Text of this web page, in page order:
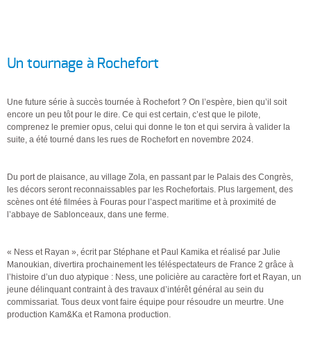
Un tournage à Rochefort
Une future série à succès tournée à Rochefort ? On l’espère, bien qu’il soit
encore un peu tôt pour le dire. Ce qui est certain, c’est que le pilote,
comprenez le premier opus, celui qui donne le ton et qui servira à valider la
suite, a été tourné dans les rues de Rochefort en novembre 2024.
Du port de plaisance, au village Zola, en passant par le Palais des Congrès,
les décors seront reconnaissables par les Rochefortais. Plus largement, des
scènes ont été filmées à Fouras pour l’aspect maritime et à proximité de
l’abbaye de Sablonceaux, dans une ferme.
« Ness et Rayan », écrit par Stéphane et Paul Kamika et réalisé par Julie
Manoukian, divertira prochainement les téléspectateurs de France 2 grâce à
l’histoire d’un duo atypique : Ness, une policière au caractère fort et Rayan, un
jeune délinquant contraint à des travaux d’intérêt général au sein du
commissariat. Tous deux vont faire équipe pour résoudre un meurtre. Une
production Kam&Ka et Ramona production.